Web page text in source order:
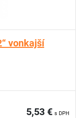
vonkajší
5,53 € s DPH